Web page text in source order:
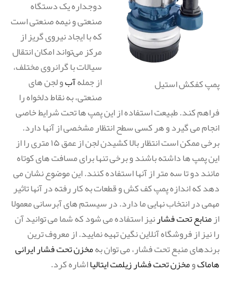
پمپ کفکش استیل
دوجداره یک دستگاه
صنعتی و نیمه صنعتی است
که با ایجاد نیروی گریز از
مرکز می‌تواند امکان انتقال
سیالات با گرانروی مختلف،
از جملهآبو لجن های
صنعتی، به نقاط دلخواه را
فراهم کند. طبیعت استفاده از این پمپ ها تحت شرایط خاصی
انجام می گیرد و هر کسی سطح انتظار مشخصی از آنها دارد.
برخی ممکن است انتظار بالا کشیدن لجن از عمق ۱۵ متری را از
این پمپ ها داشته باشند و برخی تنها برای مسافت های کوتاه
مانند دو تا سه متر از آنها استفاده کنند. این موضوع نشان می
دهد که اندازه پمپ کف کش و قطعات به کار رفته در آنها تاثیر
مهمی در انتخاب نهایی ما دارد. در سیستم های آبرسانی معمولا
ازمنابع تحت فشارنیز استفاده می شود که شما می توانید آن
را نیز از فروشگاه آنلاین نگین تهیه نمایید. از معروف ترین
برندهای منبع تحت فشار، می توان بهمخزن تحت فشار ایرانی
هاماکومخزن تحت فشار زیلمت ایتالیااشاره کرد.